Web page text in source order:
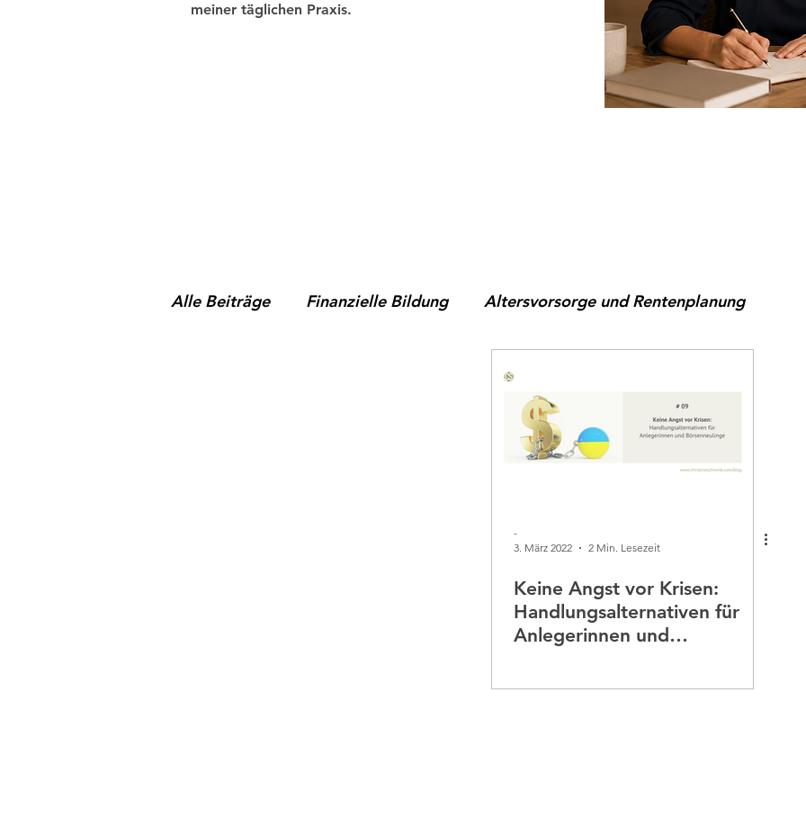
meiner täglichen Praxis.
Alle Beiträge Finanzielle Bildung Altersvorsorge und Rentenplanung
Nachhaltige Geldanlage
Geldanlage für Frauen 45+
Finanzen für Frauen 45+ Geldanlage &
-
3. März 2022
2 Min. Lesezeit
Keine Angst vor Krisen:
Handlungsalternativen für
Anlegerinnen und